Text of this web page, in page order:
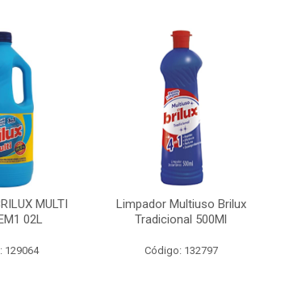
MULTI
02L
129064
Limpador Multiuso Brilux
Tradicional 500Ml
Código: 132797